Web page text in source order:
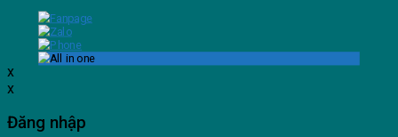
x
x
Đăng nhập